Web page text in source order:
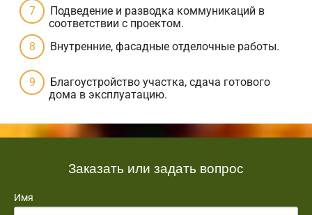
Подведение и разводка коммуникаций в
соответствии с проектом.
Внутренние, фасадные отделочные работы.
Благоустройство участка, сдача готового
дома в эксплуатацию.
Заказать или задать вопрос
Имя